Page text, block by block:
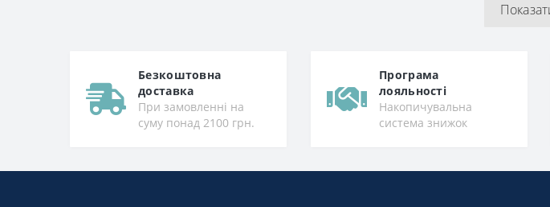
Безкоштовна
доставка
При замовленні на
суму понад 2100 грн.
Програма
лояльності
Накопичувальна
система знижок